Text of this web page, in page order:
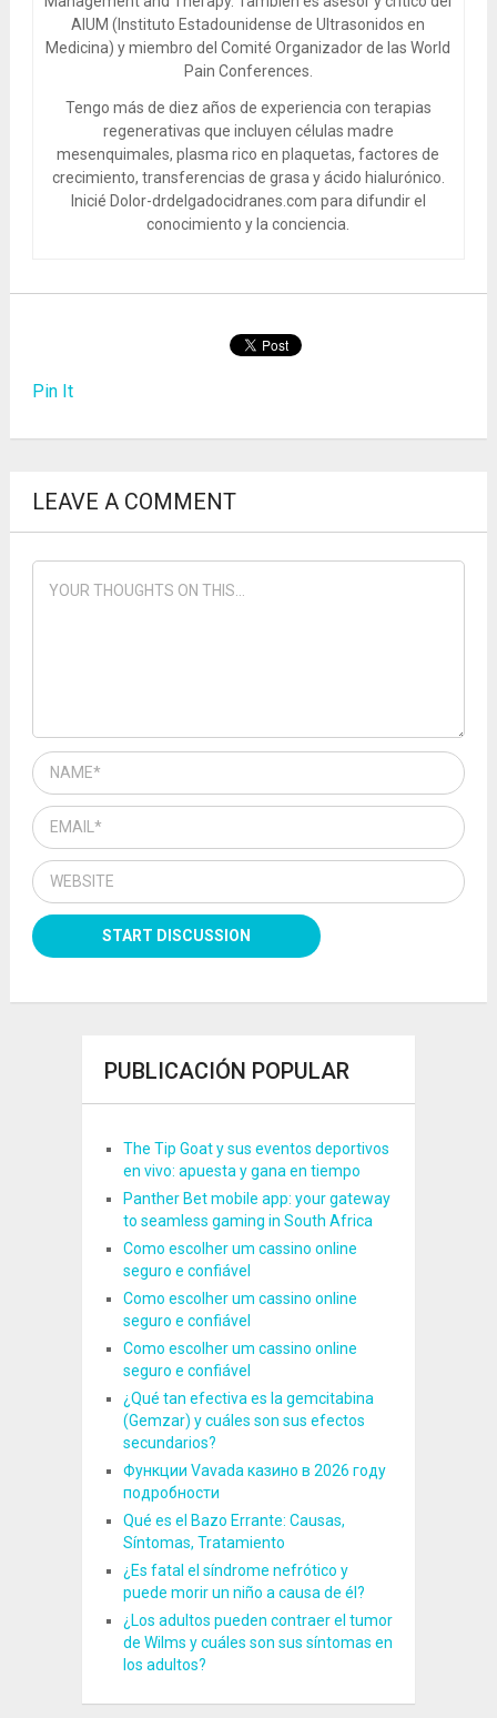
AIUM (Instituto Estadounidense de Ultrasonidos en
Medicina) y miembro del Comité Organizador de las World
Pain Conferences.
Tengo más de diez años de experiencia con terapias
regenerativas que incluyen células madre
mesenquimales, plasma rico en plaquetas, factores de
crecimiento, transferencias de grasa y ácido hialurónico.
Inicié Dolor-drdelgadocidranes.com para difundir el
conocimiento y la conciencia.
Pin It
LEAVE A COMMENT
PUBLICACIÓN POPULAR
The Tip Goat y sus eventos deportivos
en vivo: apuesta y gana en tiempo
Panther Bet mobile app: your gateway
to seamless gaming in South Africa
Como escolher um cassino online
seguro e confiável
Como escolher um cassino online
seguro e confiável
Como escolher um cassino online
seguro e confiável
¿Qué tan efectiva es la gemcitabina
(Gemzar) y cuáles son sus efectos
secundarios?
Функции Vavada казино в 2026 году
подробности
Qué es el Bazo Errante: Causas,
Síntomas, Tratamiento
¿Es fatal el síndrome nefrótico y
puede morir un niño a causa de él?
¿Los adultos pueden contraer el tumor
de Wilms y cuáles son sus síntomas en
los adultos?